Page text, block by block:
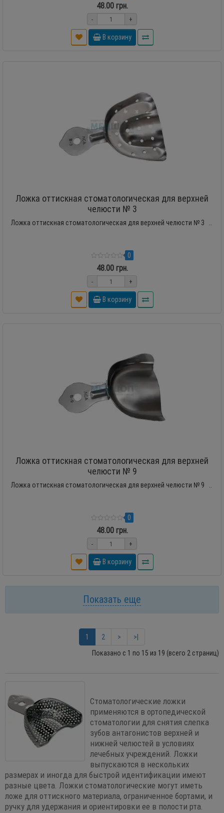
48.00 грн.
- +
В корзину
Ложка оттискная стоматологическая для верхней
челюсти № 3
Ложка оттискная стоматологическая для верхней челюсти № 3 ..
0
48.00 грн.
- +
В корзину
Ложка оттискная стоматологическая для верхней
челюсти № 9
Ложка оттискная стоматологическая для верхней челюсти № 9 ..
0
48.00 грн.
- +
В корзину
Показать еще
1 2 >
>|
Показано с 1 по 15 из 19 (всего 2 страниц)
Стоматологические ложки
применяются в ортопедической
стоматологии для снятия слепка
зубов антагонистов верхней и
нижней челюстей в условиях
лечебных учреждений. Ложки
выпускаются в нескольких
размерах и иногда для быстрой идентификации имеют
разные цвета. Ложки стоматологические могут иметь
ложе для оттискного материала, ограниченное бортами, и
ручку для удержания и ориентировки ее в полости рта.